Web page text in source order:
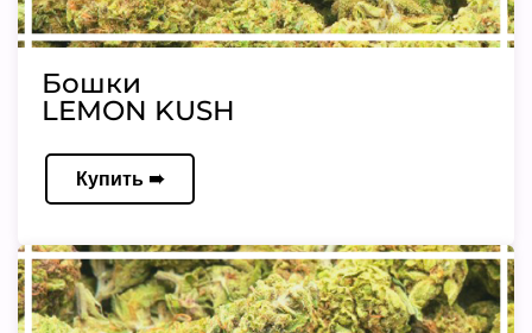
Бошки
LEMON KUSH
Купить ➠